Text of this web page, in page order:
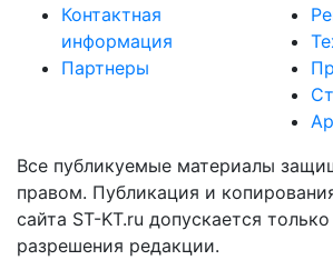
Контактная
информация
Партнеры
Все публикуемые материалы
правом. Публикация и
сайта ST-KT.ru допускается
разрешения редакции.